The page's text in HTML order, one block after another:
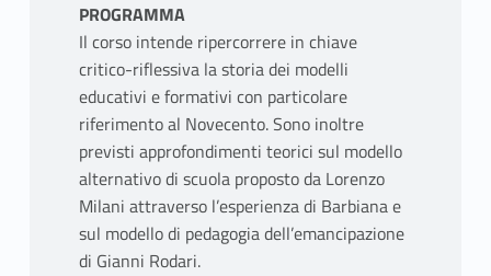
PROGRAMMA
Il corso intende ripercorrere in chiave
critico-riflessiva la storia dei modelli
educativi e formativi con particolare
riferimento al Novecento. Sono inoltre
previsti approfondimenti teorici sul modello
alternativo di scuola proposto da Lorenzo
Milani attraverso l’esperienza di Barbiana e
sul modello di pedagogia dell’emancipazione
di Gianni Rodari.